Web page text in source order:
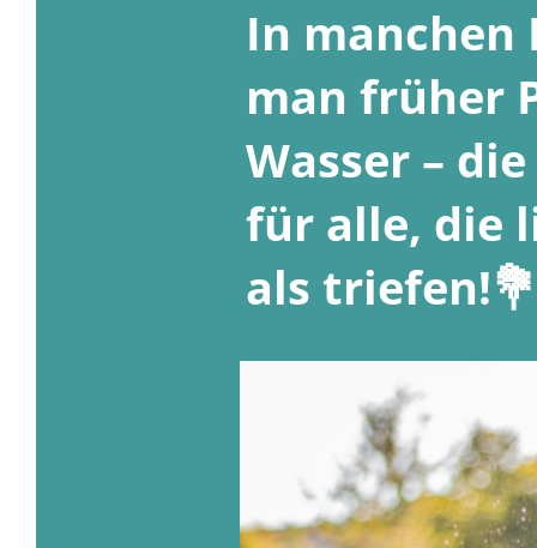
In manchen
man früher
Wasser –
für alle, die
als